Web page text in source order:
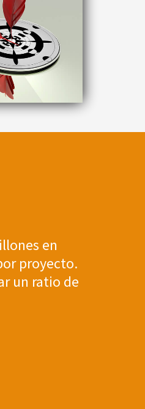
en
proyecto.
un ratio de